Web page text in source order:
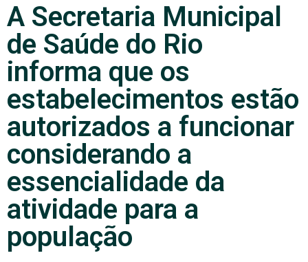
A Secretaria Municipal
de Saúde do Rio
informa que os
estabelecimentos estão
autorizados a funcionar
considerando a
essencialidade da
atividade para a
população